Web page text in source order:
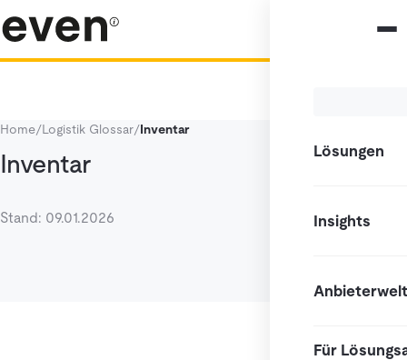
Lösungen
Insights
Anbieterwelt
Für
Home/Logistik Glossar/Inventar
Inventar
Stand: 09.01.2026